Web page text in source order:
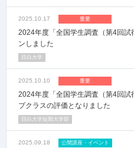
2025.10.17 重要
2024年度「全国学生調査（第4回試
ンしました
目白大学
2025.10.10 重要
2024年度「全国学生調査（第4回試
プクラスの評価となりました
目白大学短期大学部
2025.09.18 公開講座・イベント